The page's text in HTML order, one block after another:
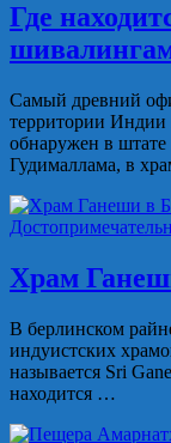
Где
Самый древний
территории Индии
обнаружен в
Гудималлама, в
Храм
В берлинском
индуистских
называется Sri
находится …